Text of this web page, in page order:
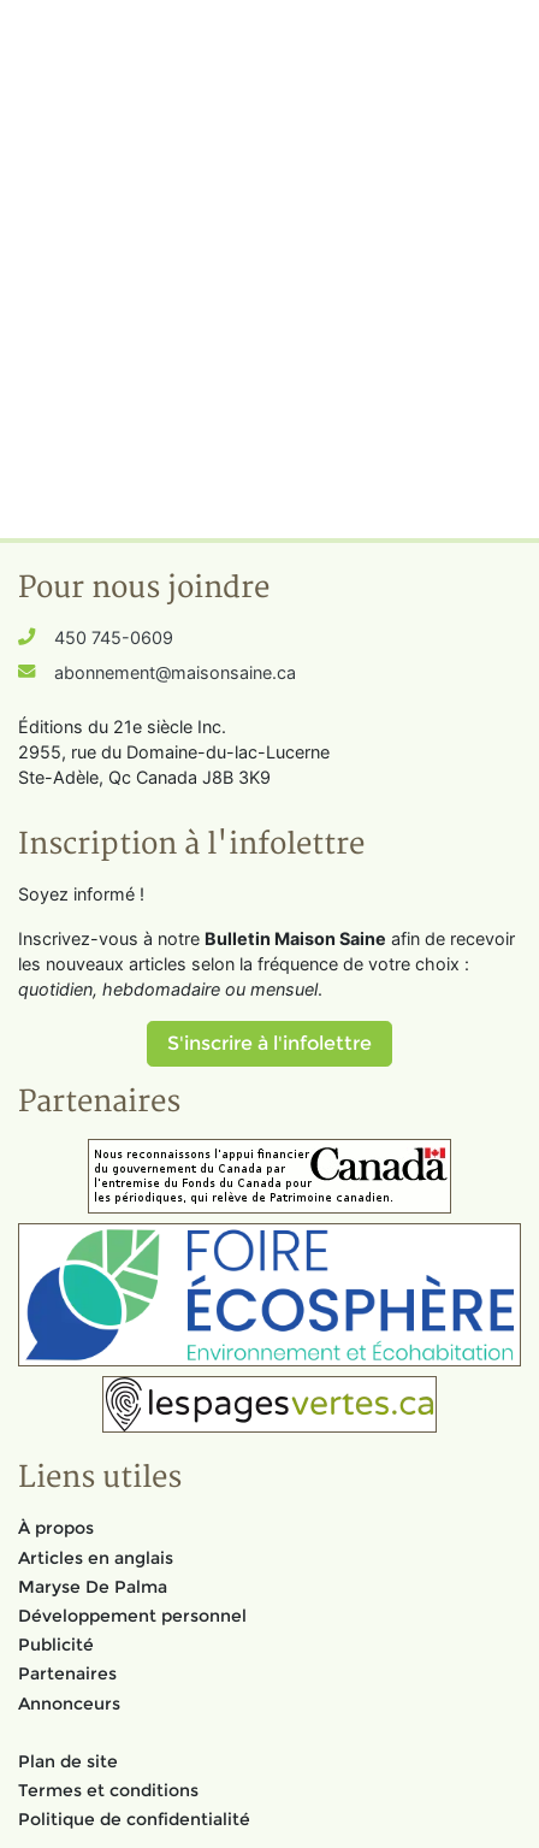
Pour nous joindre
450 745-0609
abonnement@maisonsaine.ca
Éditions du 21e siècle Inc.
2955, rue du Domaine-du-lac-Lucerne
Ste-Adèle, Qc Canada J8B 3K9
Inscription à l'infolettre
Soyez informé !
Inscrivez-vous à notre Bulletin Maison Saine afin de recevoir
les nouveaux articles selon la fréquence de votre choix :
quotidien, hebdomadaire ou mensuel.
S'inscrire à l'infolettre
Partenaires
Liens utiles
À propos
Articles en anglais
Maryse De Palma
Développement personnel
Publicité
Partenaires
Annonceurs
Plan de site
Termes et conditions
Politique de confidentialité